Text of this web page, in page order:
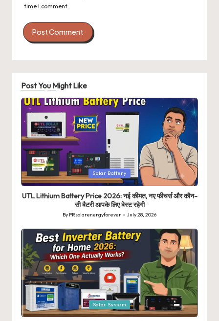
time I comment.
Post You Might Like
Posted
in
Solar Battery
UTL Lithium Battery Price 2026: नई कीमत, नए फीचर्स और कौन-
सी बैटरी आपके लिए बेस्ट रहेगी
Posted
by
By PRsolarenergyforever July 28, 2026
Posted
in
Solar System